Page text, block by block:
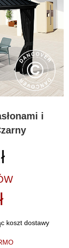
i
koszt dostawy